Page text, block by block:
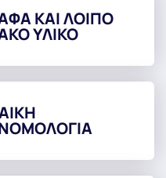
ΚΑΙ ΛΟΙΠΟ
ΥΛΙΚΟ